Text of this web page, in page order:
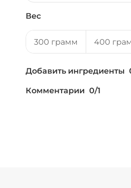
Вес
300 грамм 400
Добавить ингредиенты
Комментарии 0/1